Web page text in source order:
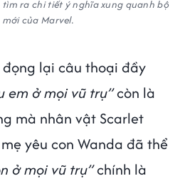
ra chi tiết ý nghĩa xung quanh bộ
của Marvel.
lại câu thoại đầy
em ở mọi vũ trụ”còn là
mà nhân vật Scarlet
yêu con Wanda đã thể
ở mọi vũ trụ”chính là